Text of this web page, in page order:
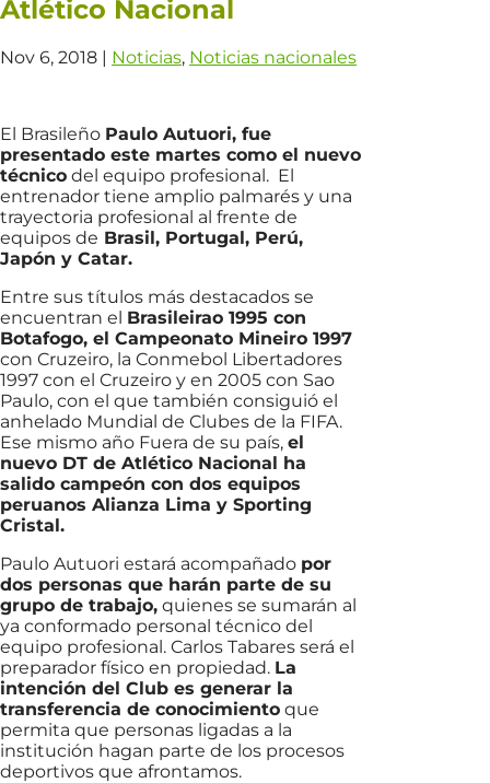
Atlético Nacional
Nov 6, 2018 | Noticias, Noticias nacionales
El Brasileño Paulo Autuori, fue
presentado este martes como el nuevo
técnico del equipo profesional. El
entrenador tiene amplio palmarés y una
trayectoria profesional al frente de
equipos de Brasil, Portugal, Perú,
Japón y Catar.
Entre sus títulos más destacados se
encuentran el Brasileirao 1995 con
Botafogo, el Campeonato Mineiro 1997
con Cruzeiro, la Conmebol Libertadores
1997 con el Cruzeiro y en 2005 con Sao
Paulo, con el que también consiguió el
anhelado Mundial de Clubes de la FIFA.
Ese mismo año Fuera de su país, el
nuevo DT de Atlético Nacional ha
salido campeón con dos equipos
peruanos Alianza Lima y Sporting
Cristal.
Paulo Autuori estará acompañado por
dos personas que harán parte de su
grupo de trabajo, quienes se sumarán al
ya conformado personal técnico del
equipo profesional. Carlos Tabares será el
preparador físico en propiedad. La
intención del Club es generar la
transferencia de conocimiento que
permita que personas ligadas a la
institución hagan parte de los procesos
deportivos que afrontamos.